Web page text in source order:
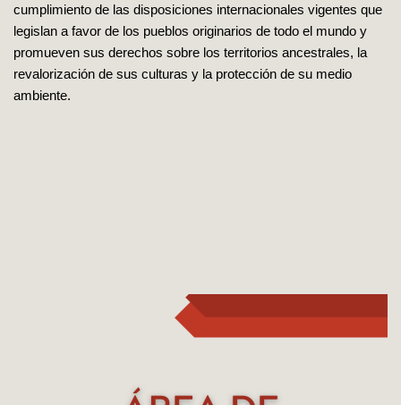
cumplimiento de las disposiciones internacionales vigentes que
legislan a favor de los pueblos originarios de todo el mundo y
promueven sus derechos sobre los territorios ancestrales, la
revalorización de sus culturas y la protección de su medio
ambiente.